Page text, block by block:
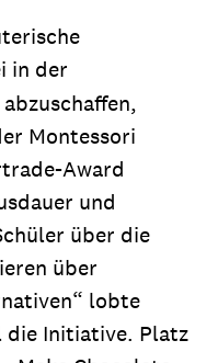
in der
Montessori
Award
und
über die
über
lobte
die Initiative. Platz